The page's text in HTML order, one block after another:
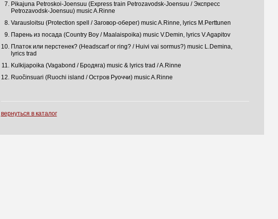
Pikajuna Petroskoi-Joensuu (Express train Petrozavodsk-Joensuu / Экспресс
Petrozavodsk-Joensuu) music A.Rinne
Varausloitsu (Protection spell / Заговор-оберег) music A.Rinne, lyrics M.Perttunen
Парень из посада (Country Boy / Maalaispoika) music V.Demin, lyrics V.Agapitov
Платок или перстенек? (Headscarf or ring? / Huivi vai sormus?) music L.Demina,
lyrics trad
Kulkijapoika (Vagabond / Бродяга) music & lyrics trad / A.Rinne
Ruočinsuari (Ruochi island / Остров Руоччи) music A.Rinne
вернуться в каталог